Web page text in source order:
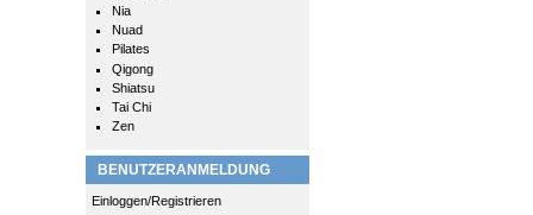
Nia
Nuad
Pilates
Qigong
Shiatsu
Tai Chi
Zen
BENUTZERANMELDUNG
Einloggen/Registrieren